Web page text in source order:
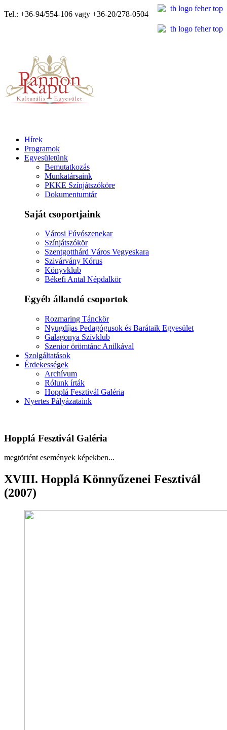
Tel.: +36-94/554-106 vagy +36-20/278-0504
Hírek
Programok
Egyesületünk
Bemutatkozás
Munkatársaink
PKKE Színjátszóköre
Dokumentumtár
Saját csoportjaink
Városi Fúvószenekar
Színjátszókör
Szentgotthárd Város Vegyeskara
Szivárvány Kórus
Könyvklub
Békefi Antal Népdalkör
Egyéb állandó csoportok
Rozmaring Tánckör
Nyugdíjas Pedagógusok és Barátaik Egyesület
Galagonya Szívklub
Szenior örömtánc Anilkával
Szolgáltatások
Érdekességek
Archívum
Rólunk írták
Hopplá Fesztivál Galéria
Nyertes Pályázataink
Hopplá Fesztivál Galéria
megtörtént események képekben...
XVIII. Hopplá Könnyűzenei Fesztivál
(2007)